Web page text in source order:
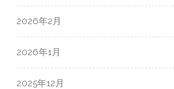
2026年2月
2026年1月
2025年12月